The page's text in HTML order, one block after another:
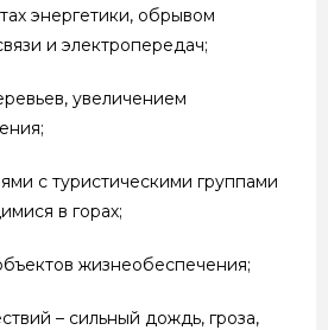
энергетики, обрывом
и электропередач;
увеличением
с туристическими группами
в горах;
жизнеобеспечения;
– сильный дождь, гроза,